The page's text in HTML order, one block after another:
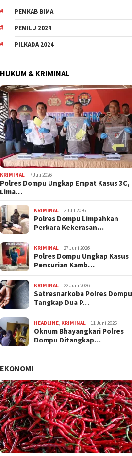
PEMKAB BIMA
PEMILU 2024
PILKADA 2024
HUKUM & KRIMINAL
KRIMINAL 7 Juli 2026
Polres Dompu Ungkap Empat Kasus 3C,
Lima…
KRIMINAL 2 Juli 2026
Polres Dompu Limpahkan
Perkara Kekerasan…
KRIMINAL 27 Juni 2026
Polres Dompu Ungkap Kasus
Pencurian Kamb…
KRIMINAL 22 Juni 2026
Satresnarkoba Polres Dompu
Tangkap Dua P…
HEADLINE, KRIMINAL 11 Juni 2026
Oknum Bhayangkari Polres
Dompu Ditangkap…
EKONOMI